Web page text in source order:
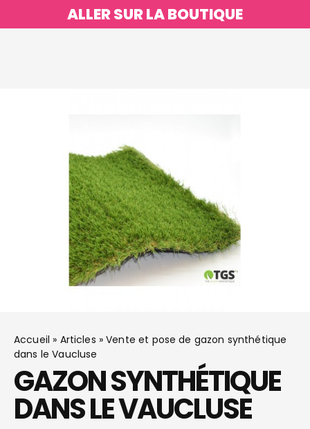
ALLER SUR LA BOUTIQUE
Accueil » Articles »Vente et pose de gazon synthétique
dans le Vaucluse
GAZON SYNTHÉTIQUE
DANS LE VAUCLUSE